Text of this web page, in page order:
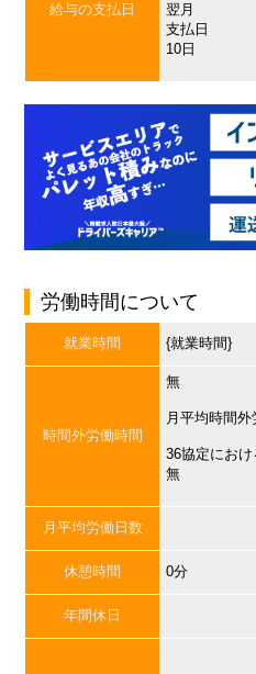
給与の支払日
翌月
支払日
10日
労働時間について
就業時間 {就業時間}
時間外労働時間
無
月平均時間外
36協定にお
無
月平均労働日数
休憩時間 0分
年間休日